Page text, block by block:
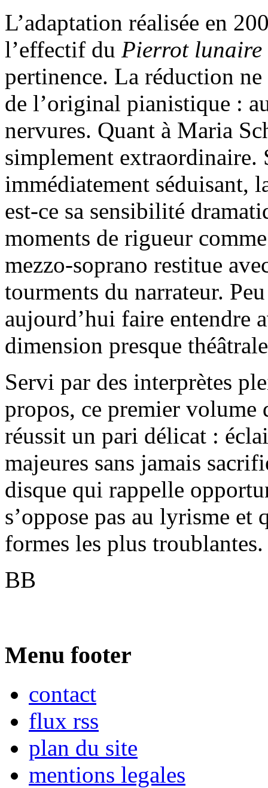
L’adaptation réalisée en
l’effectif du Pierrot lunaire
pertinence. La réduction
de l’original pianistique :
nervures. Quant à Maria
simplement extraordinaire.
immédiatement séduisant,
est-ce sa sensibilité
moments de rigueur
mezzo-soprano restitue
tourments du narrateur.
aujourd’hui faire entendre
dimension presque
Servi par des interprètes
propos, ce premier
réussit un pari délicat :
majeures sans jamais
disque qui rappelle
s’oppose pas au lyrisme et
formes les plus troublantes.
BB
Menu footer
contact
flux rss
plan du site
mentions legales